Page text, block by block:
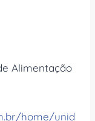
Alimentação​
home/unid